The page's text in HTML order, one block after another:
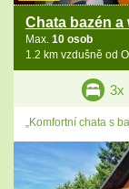
Chata bazén
Max. 10 osob
1.2 km vzdušně od
3x
„Komfortní chata s